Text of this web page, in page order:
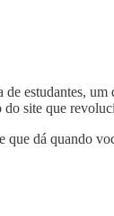
estudantes,
site que
dá quando